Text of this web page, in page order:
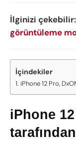
İlginizi çekebilir:
görüntüleme
İçindekiler
iPhone 12 Pro,
iPhone